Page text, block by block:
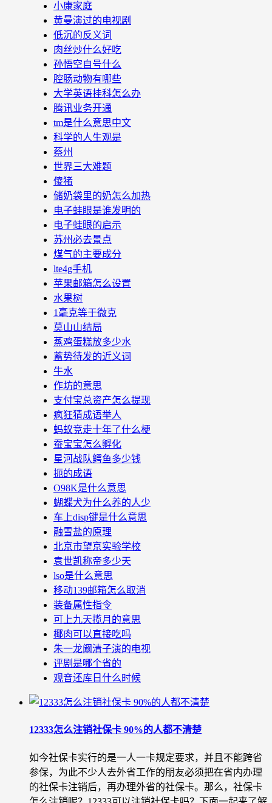
小康家庭
黄曼演过的电视剧
低沉的反义词
肉丝炒什么好吃
孙悟空自号什么
腔肠动物有哪些
大学英语挂科怎么办
腾讯业务开通
tm是什么意思中文
科学的人生观是
蔡州
世界三大难题
傻猪
储奶袋里的奶怎么加热
电子蛙眼是谁发明的
电子蛙眼的启示
苏州必去景点
煤气的主要成分
lte4g手机
苹果邮箱怎么设置
水果树
1毫克等于微克
莫山山结局
蒸鸡蛋糕放多少水
蓄势待发的近义词
牛水
作坊的意思
支付宝总资产怎么提现
疯狂猜成语举人
蚂蚁竞走十年了什么梗
蚕宝宝怎么孵化
星河战队鳄鱼多少钱
扼的成语
O98K是什么意思
蝴蝶犬为什么养的人少
车上disp键是什么意思
融雪盐的原理
北京市望京实验学校
袁世凯称帝多少天
lso是什么意思
移动139邮箱怎么取消
装备属性指令
可上九天揽月的意思
椰肉可以直接吃吗
朱一龙阚清子演的电视
评剧是哪个省的
观音还库日什么时候
12333怎么注销社保卡 90%的人都不清楚
如今社保卡实行的是一人一卡规定要求，并且不能跨省
参保，为此不少人去外省工作的朋友必须把在省内办理
的社保卡注销后，再办理外省的社保卡。那么，社保卡